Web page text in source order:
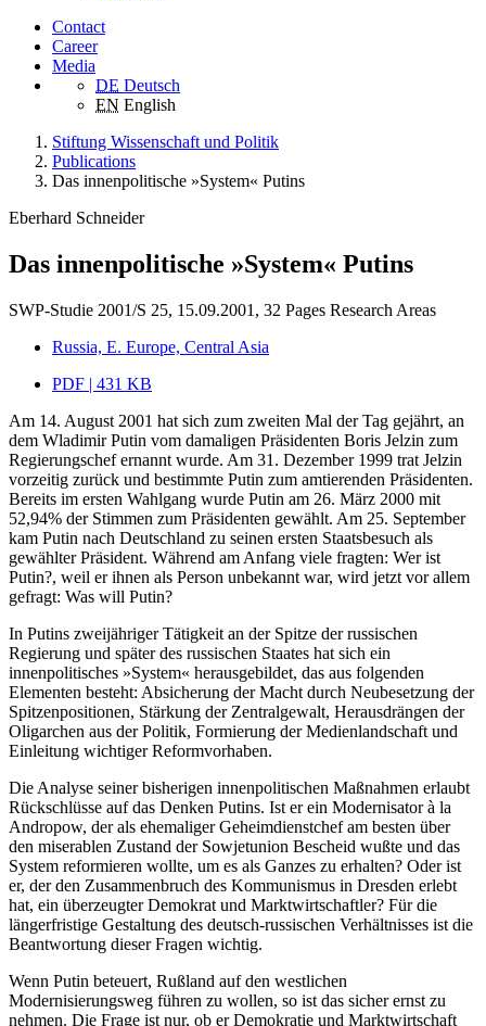
Contact
Career
Media
DE Deutsch
EN English
Stiftung Wissenschaft und Politik
Publications
Das innenpolitische »System« Putins
Eberhard Schneider
Das innenpolitische »System« Putins
SWP-Studie 2001/S 25, 15.09.2001, 32 Pages Research Areas
Russia, E. Europe, Central Asia
PDF | 431 KB
Am 14. August 2001 hat sich zum zweiten Mal der Tag gejährt, an
dem Wladimir Putin vom damaligen Präsidenten Boris Jelzin zum
Regierungschef ernannt wurde. Am 31. Dezember 1999 trat Jelzin
vorzeitig zurück und bestimmte Putin zum amtierenden Präsidenten.
Bereits im ersten Wahlgang wurde Putin am 26. März 2000 mit
52,94% der Stimmen zum Präsidenten gewählt. Am 25. September
kam Putin nach Deutschland zu seinen ersten Staatsbesuch als
gewählter Präsident. Während am Anfang viele fragten: Wer ist
Putin?, weil er ihnen als Person unbekannt war, wird jetzt vor allem
gefragt: Was will Putin?
In Putins zweijähriger Tätigkeit an der Spitze der russischen
Regierung und später des russischen Staates hat sich ein
innenpolitisches »System« herausgebildet, das aus folgenden
Elementen besteht: Absicherung der Macht durch Neubesetzung der
Spitzenpositionen, Stärkung der Zentralgewalt, Herausdrängen der
Oligarchen aus der Politik, Formierung der Medienlandschaft und
Einleitung wichtiger Reformvorhaben.
Die Analyse seiner bisherigen innenpolitischen Maßnahmen erlaubt
Rückschlüsse auf das Denken Putins. Ist er ein Modernisator à la
Andropow, der als ehemaliger Geheimdienstchef am besten über
den miserablen Zustand der Sowjetunion Bescheid wußte und das
System reformieren wollte, um es als Ganzes zu erhalten? Oder ist
er, der den Zusammenbruch des Kommunismus in Dresden erlebt
hat, ein überzeugter Demokrat und Marktwirtschaftler? Für die
längerfristige Gestaltung des deutsch-russischen Verhältnisses ist die
Beantwortung dieser Fragen wichtig.
Wenn Putin beteuert, Rußland auf den westlichen
Modernisierungsweg führen zu wollen, so ist das sicher ernst zu
nehmen. Die Frage ist nur, ob er Demokratie und Marktwirtschaft